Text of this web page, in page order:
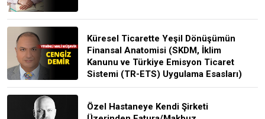
Küresel Ticarette Yeşil Dönüşümün
Finansal Anatomisi (SKDM, İklim
Kanunu ve Türkiye Emisyon Ticaret
Sistemi (TR-ETS) Uygulama Esasları)
Özel Hastaneye Kendi Şirketi